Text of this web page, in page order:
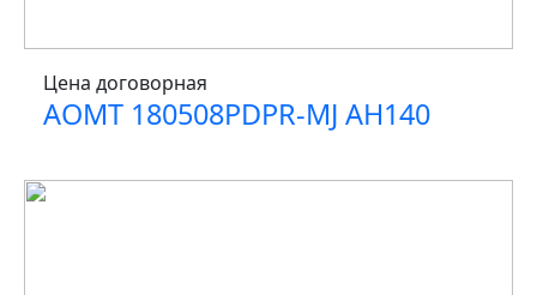
Цена договорная
AOMT 180508PDPR-MJ AH140